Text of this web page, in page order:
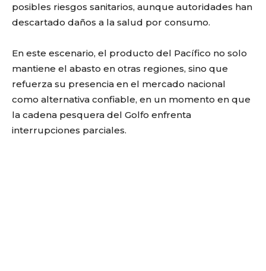
posibles riesgos sanitarios, aunque autoridades han
descartado daños a la salud por consumo.
En este escenario, el producto del Pacífico no solo
mantiene el abasto en otras regiones, sino que
refuerza su presencia en el mercado nacional
como alternativa confiable, en un momento en que
la cadena pesquera del Golfo enfrenta
interrupciones parciales.